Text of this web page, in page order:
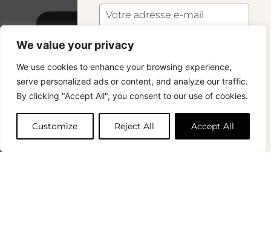
We value your privacy
We use cookies to enhance your browsing experience,
serve personalized ads or content, and analyze our traffic.
By clicking "Accept All", you consent to our use of cookies.
Customize Reject All Accept All
S'abonner
Copyright © 2024 – © La Soufflerie.
Toutes les créations, tous les designs et tous les contenus sont
protégés par le droit d’auteur et le droit des marques.
Photos non contractuelles.
Vous voulez rester informé ? Inscrivez-vous